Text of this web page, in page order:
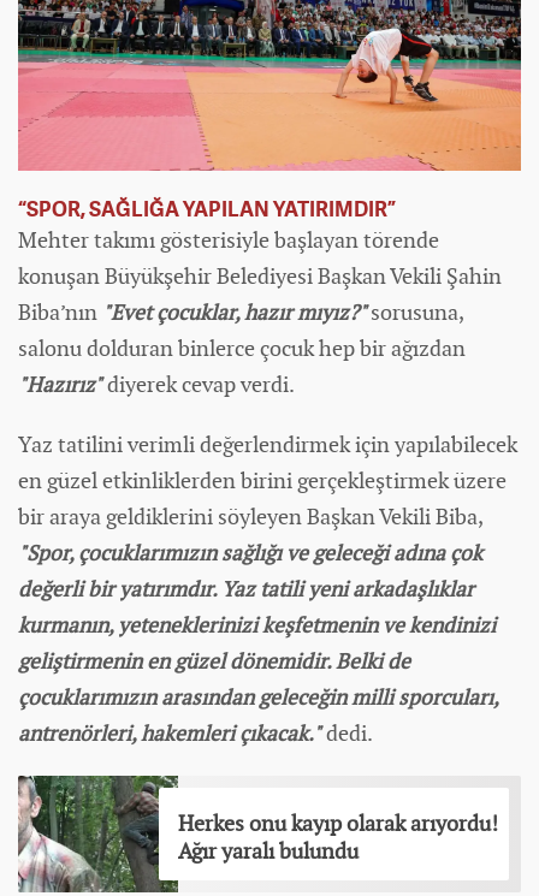
“SPOR, SAĞLIĞA YAPILAN YATIRIMDIR”
Mehter takımı gösterisiyle başlayan törende
konuşan Büyükşehir Belediyesi Başkan Vekili Şahin
Biba’nın "Evet çocuklar, hazır mıyız?"sorusuna,
salonu dolduran binlerce çocuk hep bir ağızdan
"Hazırız"diyerek cevap verdi.
Yaz tatilini verimli değerlendirmek için yapılabilecek
en güzel etkinliklerden birini gerçekleştirmek üzere
bir araya geldiklerini söyleyen Başkan Vekili Biba,
"Spor, çocuklarımızın sağlığı ve geleceği adına çok
değerli bir yatırımdır. Yaz tatili yeni arkadaşlıklar
kurmanın, yeteneklerinizi keşfetmenin ve kendinizi
geliştirmenin en güzel dönemidir. Belki de
çocuklarımızın arasından geleceğin milli sporcuları,
antrenörleri, hakemleri çıkacak."dedi.
Herkes onu kayıp olarak arıyordu!
Ağır yaralı bulundu